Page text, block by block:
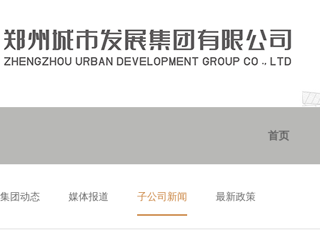
首页
集团动态 媒体报道 子公司新闻 最新政策